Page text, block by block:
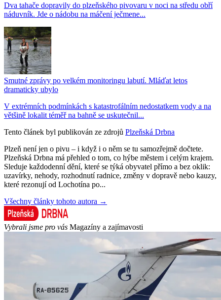
Dva tahače dopravily do plzeňského pivovaru v noci na středu obří
náduvník. Jde o nádobu na máčení ječmene...
Smutné zprávy po velkém monitoringu labutí. Mláďat letos
dramaticky ubylo
V extrémních podmínkách s katastrofálním nedostatkem vody a na
většině lokalit téměř na bahně se uskutečnil...
Tento článek byl publikován ze zdrojů Plzeňská Drbna
Plzeň není jen o pivu – i když i o něm se tu samozřejmě dočtete.
Plzeňská Drbna má přehled o tom, co hýbe městem i celým krajem.
Sleduje každodenní dění, které se týká obyvatel přímo a bez oklik:
uzavírky, nehody, rozhodnutí radnice, změny v dopravě nebo kauzy,
které rezonují od Lochotína po...
Všechny články tohoto autora →
Vybrali jsme pro vás Magazíny a zajímavosti